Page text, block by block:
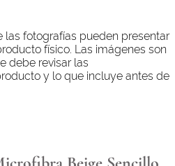
las fotografías pueden presentar
físico. Las imágenes son
debe revisar las
y lo que incluye antes de